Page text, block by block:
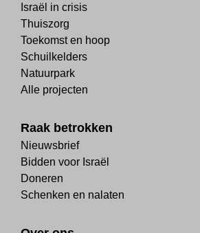
Israël in crisis
Thuiszorg
Toekomst en hoop
Schuilkelders
Natuurpark
Alle projecten
Raak betrokken
Nieuwsbrief
Bidden voor Israël
Doneren
Schenken en nalaten